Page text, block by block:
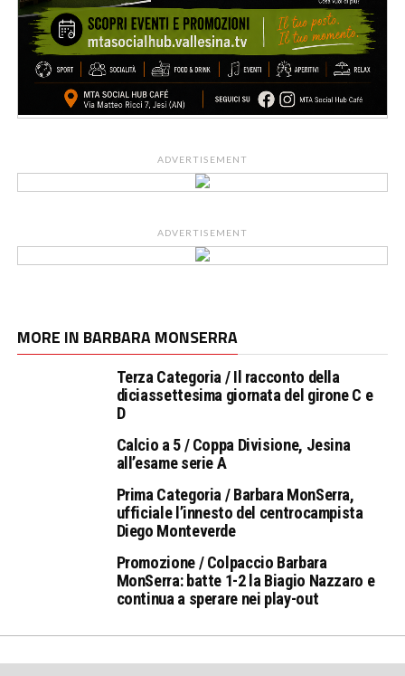
ADVERTISEMENT
ADVERTISEMENT
MORE IN BARBARA MONSERRA
Terza Categoria / Il racconto della
diciassettesima giornata del girone C e
D
Calcio a 5 / Coppa Divisione, Jesina
all’esame serie A
Prima Categoria / Barbara MonSerra,
ufficiale l’innesto del centrocampista
Diego Monteverde
Promozione / Colpaccio Barbara
MonSerra: batte 1-2 la Biagio Nazzaro e
continua a sperare nei play-out